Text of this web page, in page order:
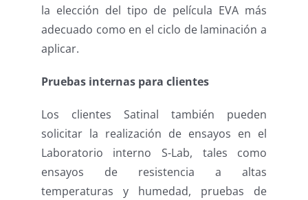
la elección del tipo de película EVA más
adecuado como en el ciclo de laminación a
aplicar.
Pruebas internas para clientes
Los clientes Satinal también pueden
solicitar la realización de ensayos en el
Laboratorio interno S-Lab, tales como
ensayos de resistencia a altas
temperaturas y humedad, pruebas de